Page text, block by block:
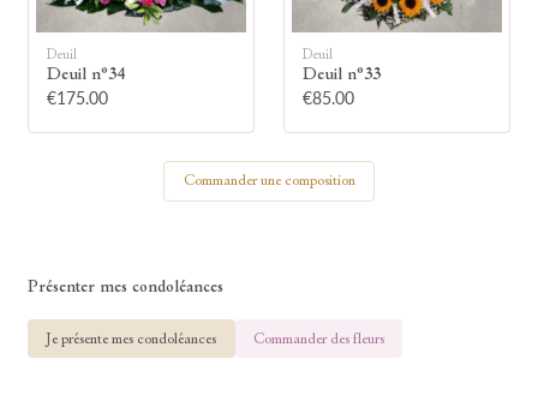
Votre prénom
Deuil
Deuil n°34
€175.00
Deuil
Deuil n°33
€85.00
Commander une composition
Présenter mes condoléances
Je présente mes condoléances Commander des fleurs